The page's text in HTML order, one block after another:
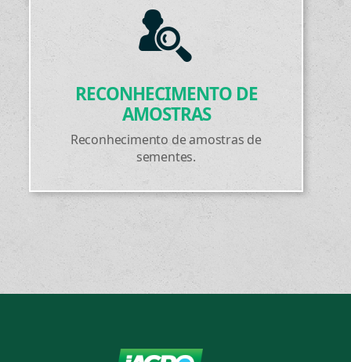
RECONHECIMENTO DE
AMOSTRAS
Reconhecimento de amostras de
sementes.